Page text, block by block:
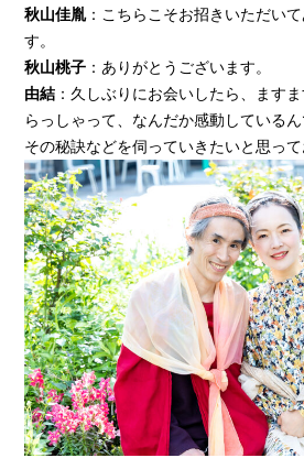
秋山佳胤：こちらこそお招きいただい
す。
秋山桃子 ：ありがとうございます。
由結 ：久しぶりにお会いしたら、ます
らっしゃって、なんだか感動している
その秘訣などを伺っていきたいと思って